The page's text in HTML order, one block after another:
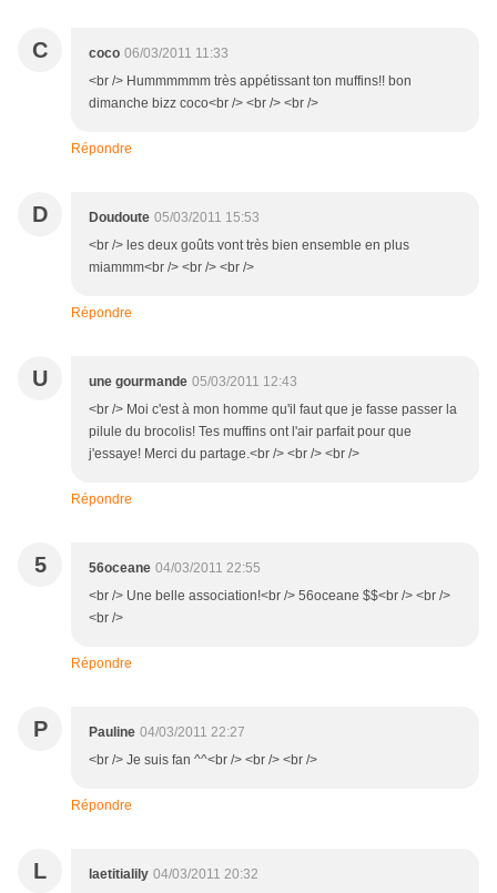
C coco 06/03/2011 11:33
<br /> Hummmmmm très appétissant ton muffins!! bon
dimanche bizz coco<br /> <br /> <br />
Répondre
D Doudoute 05/03/2011 15:53
<br /> les deux goûts vont très bien ensemble en plus
miammm<br /> <br /> <br />
Répondre
U une gourmande 05/03/2011 12:43
<br /> Moi c'est à mon homme qu'il faut que je fasse passer la
pilule du brocolis! Tes muffins ont l'air parfait pour que
j'essaye! Merci du partage.<br /> <br /> <br />
Répondre
5 56oceane 04/03/2011 22:55
<br /> Une belle association!<br /> 56oceane $$<br /> <br />
<br />
Répondre
P Pauline 04/03/2011 22:27
<br /> Je suis fan ^^<br /> <br /> <br />
Répondre
L laetitialily 04/03/2011 20:32